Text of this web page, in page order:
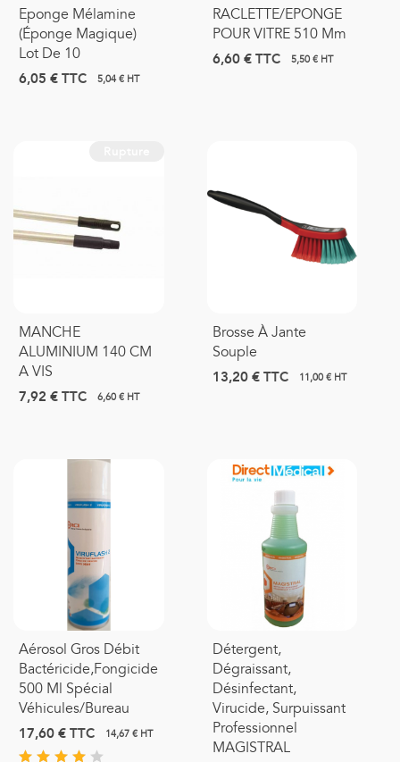
Eponge Mélamine
(éponge Magique)
Lot De 10
6,05 €TTC 5,04 € HT
RACLETTE/EPONGE
POUR VITRE 510 Mm
6,60 €TTC 5,50 € HT
MANCHE
ALUMINIUM 140 CM
A VIS
7,92 €TTC 6,60 € HT
Brosse À Jante
Souple
13,20 €TTC 11,00 € HT
Aérosol Gros Débit
Bactéricide,fongicide,virucide
500 Ml Spécial
Véhicules/Bureau
17,60 €TTC 14,67 € HT
Détergent,
Dégraissant,
Désinfectant,
Virucide, Surpuissant
Professionnel
MAGISTRAL